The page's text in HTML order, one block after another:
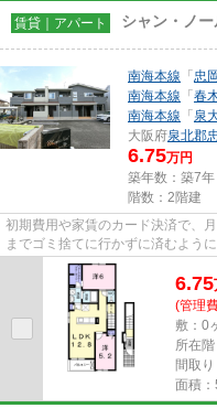
賃貸｜アパート シャン・ノー
南海本線 「 忠岡
南海本線 「 春
南海本線 「 泉
大阪府泉北郡
6.75万円
築年数：築7年
階数：2階建
初期費用や家賃のカード決済で、
までゴミ捨てに行かずに済むよう
介するのは平成31年3月竣工・...
6.75
(管理
敷：0
所在
間取
面積